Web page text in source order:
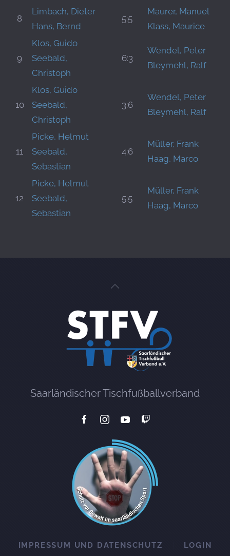
8
Limbach, Dieter
Hans, Bernd
5:5
Maurer, Manuel
Klass, Maurice
9
Klos, Guido
Seebald,
Christoph
6:3
Wendel, Peter
Bleymehl, Ralf
10
Klos, Guido
Seebald,
Christoph
3:6
Wendel, Peter
Bleymehl, Ralf
11
Picke, Helmut
Seebald,
Sebastian
4:6
Müller, Frank
Haag, Marco
12
Picke, Helmut
Seebald,
Sebastian
5:5
Müller, Frank
Haag, Marco
Saarländischer Tischfußballverband
IMPRESSUM UND DATENSCHUTZ LOGIN